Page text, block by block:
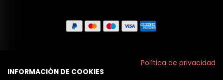
Política de privacidad
INFORMACIÓN DE COOKIES